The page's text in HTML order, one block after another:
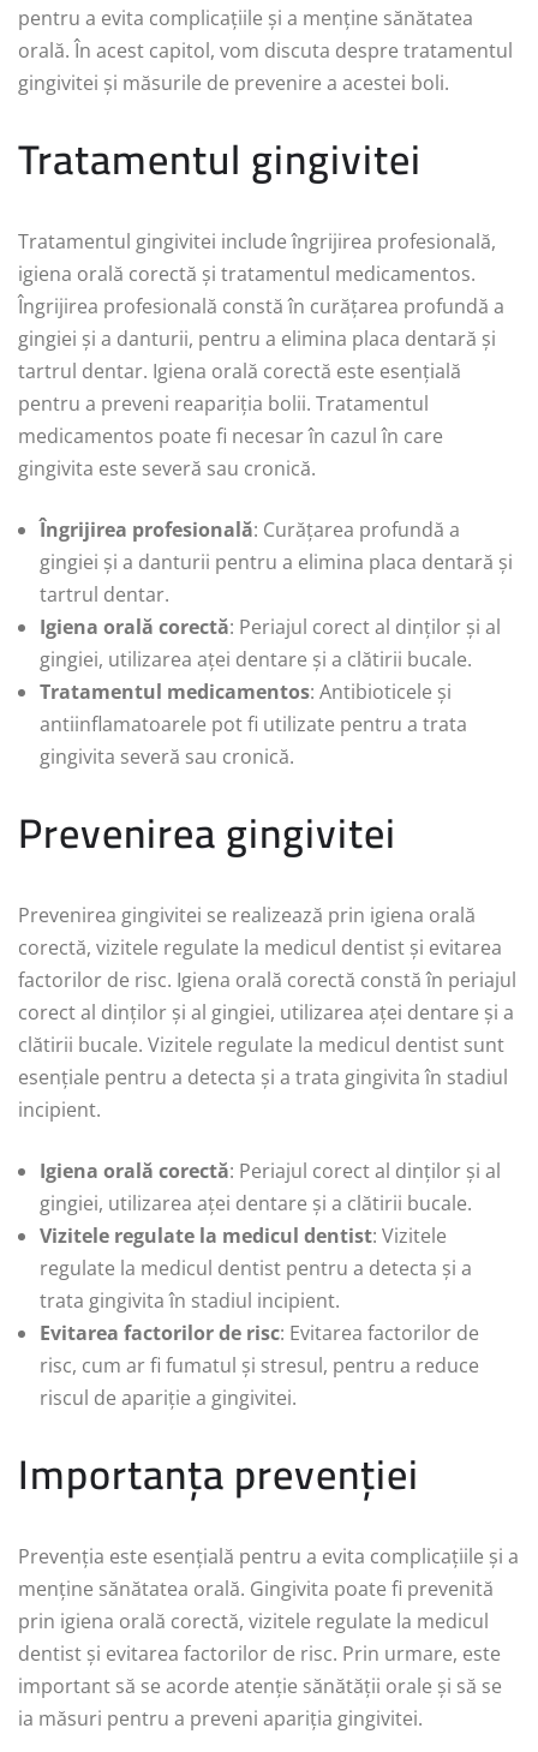
pentru a evita complicațiile și a menține sănătatea
orală. În acest capitol, vom discuta despre tratamentul
gingivitei și măsurile de prevenire a acestei boli.
Tratamentul gingivitei
Tratamentul gingivitei include îngrijirea profesională,
igiena orală corectă și tratamentul medicamentos.
Îngrijirea profesională constă în curățarea profundă a
gingiei și a danturii, pentru a elimina placa dentară și
tartrul dentar. Igiena orală corectă este esențială
pentru a preveni reapariția bolii. Tratamentul
medicamentos poate fi necesar în cazul în care
gingivita este severă sau cronică.
Îngrijirea profesională: Curățarea profundă a
gingiei și a danturii pentru a elimina placa dentară și
tartrul dentar.
Igiena orală corectă: Periajul corect al dinților și al
gingiei, utilizarea aței dentare și a clătirii bucale.
Tratamentul medicamentos: Antibioticele și
antiinflamatoarele pot fi utilizate pentru a trata
gingivita severă sau cronică.
Prevenirea gingivitei
Prevenirea gingivitei se realizează prin igiena orală
corectă, vizitele regulate la medicul dentist și evitarea
factorilor de risc. Igiena orală corectă constă în periajul
corect al dinților și al gingiei, utilizarea aței dentare și a
clătirii bucale. Vizitele regulate la medicul dentist sunt
esențiale pentru a detecta și a trata gingivita în stadiul
incipient.
Igiena orală corectă: Periajul corect al dinților și al
gingiei, utilizarea aței dentare și a clătirii bucale.
Vizitele regulate la medicul dentist: Vizitele
regulate la medicul dentist pentru a detecta și a
trata gingivita în stadiul incipient.
Evitarea factorilor de risc: Evitarea factorilor de
risc, cum ar fi fumatul și stresul, pentru a reduce
riscul de apariție a gingivitei.
Importanța prevenției
Prevenția este esențială pentru a evita complicațiile și a
menține sănătatea orală. Gingivita poate fi prevenită
prin igiena orală corectă, vizitele regulate la medicul
dentist și evitarea factorilor de risc. Prin urmare, este
important să se acorde atenție sănătății orale și să se
ia măsuri pentru a preveni apariția gingivitei.